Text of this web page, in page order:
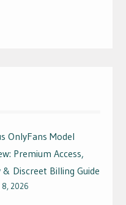
OnlyFans Model
Premium Access,
& Discreet Billing Guide
8, 2026